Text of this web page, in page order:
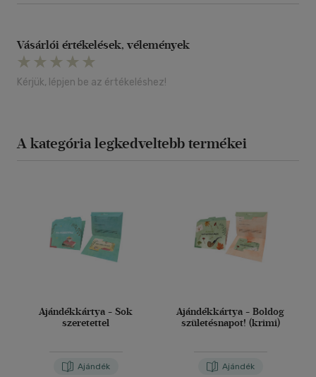
Vásárlói értékelések, vélemények
Kérjük, lépjen be az értékeléshez!
A kategória legkedveltebb termékei
Ajándékkártya - Sok
szeretettel
Ajándék
Ajándékkártya - Boldog
születésnapot! (krimi)
Ajándék